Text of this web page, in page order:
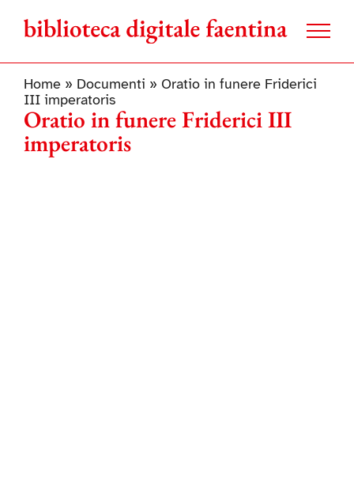
contenuto
Home» Documenti » Oratio in funere Friderici
III imperatoris
Oratio in funere Friderici III
imperatoris